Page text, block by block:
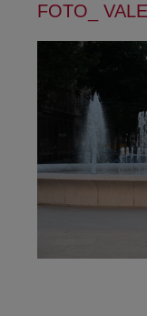
FOTO_